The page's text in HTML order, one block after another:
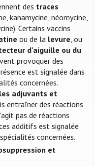
des traces
kanamycine, néomycine,
Certains vaccins
ou de la levure, ou
d'aiguille ou du
provoquer des
est signalée dans
concernées.
adjuvants et
entraîner des réactions
pas de réactions
additifs est signalée
concernées.
et